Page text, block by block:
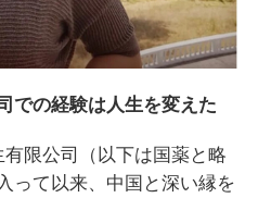
での経験は人生を変えた
限公司（以下は国薬と略
って以来、中国と深い縁を